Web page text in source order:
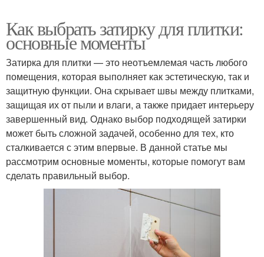
Как выбрать затирку для плитки:
основные моменты
Затирка для плитки — это неотъемлемая часть любого
помещения, которая выполняет как эстетическую, так и
защитную функции. Она скрывает швы между плитками,
защищая их от пыли и влаги, а также придает интерьеру
завершенный вид. Однако выбор подходящей затирки
может быть сложной задачей, особенно для тех, кто
сталкивается с этим впервые. В данной статье мы
рассмотрим основные моменты, которые помогут вам
сделать правильный выбор.